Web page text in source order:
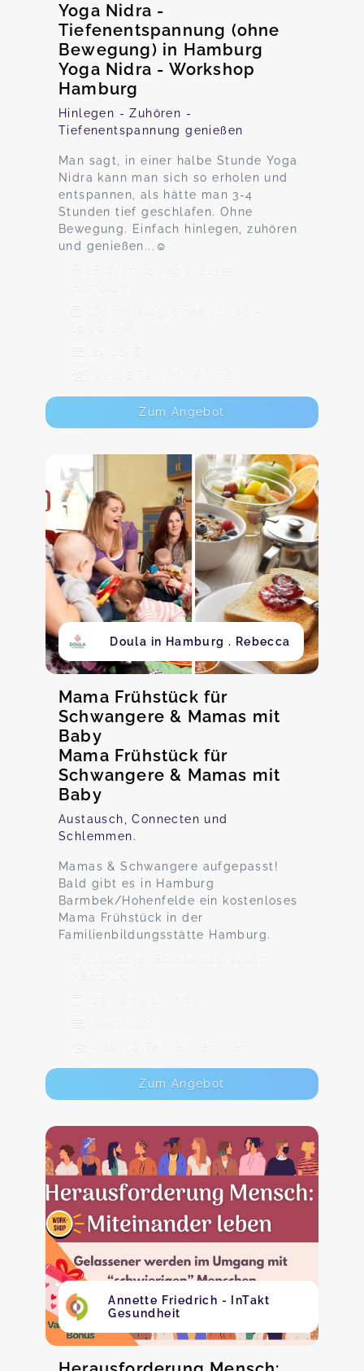
Yoga Nidra -
Tiefenentspannung (ohne
Bewegung) in Hamburg
Yoga Nidra - Workshop
Hamburg
Hinlegen - Zuhören -
Tiefenentspannung genießen
Man sagt, in einer halbe Stunde Yoga
Nidra kann man sich so erholen und
entspannen, als hätte man 3-4
Stunden tief geschlafen. Ohne
Bewegung. Einfach hinlegen, zuhören
und genießen...☺️
Erdkampsweg 7, 22335
Hamburg
Donnerstag, 27.08., 18:00 -
19:00 Uhr
24,00 €
Max. 8 TeilnehmerInnen
Zum Angebot
Doula in Hamburg . Rebecca
Mama Frühstück für
Schwangere & Mamas mit
Baby
Mama Frühstück für
Schwangere & Mamas mit
Baby
Austausch, Connecten und
Schlemmen.
Mamas & Schwangere aufgepasst!
Bald gibt es in Hamburg
Barmbek/Hohenfelde ein kostenloses
Mama Frühstück in der
Familienbildungsstätte Hamburg.
Lübecker Straße 101, 22087
Hamburg
23. Jan - 20. Nov
Max. 10 TeilnehmerInnen
Zum Angebot
Annette Friedrich - InTakt
Gesundheit